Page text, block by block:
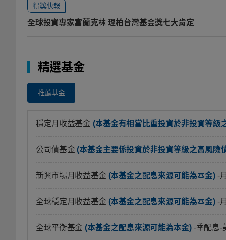
得獎快報
全球投資專家富蘭克林 理柏台灣基金獎七大肯定
精選基金
推薦基金
穩定月收益基金 (本基金有相當比重投資於非投資等級
公司債基金 (本基金主要係投資於非投資等級之高風
新興市場月收益基金 (本基金之配息來源可能為本金) -
全球穩定月收益基金 (本基金之配息來源可能為本金) -
全球平衡基金 (本基金之配息來源可能為本金) -季配息-